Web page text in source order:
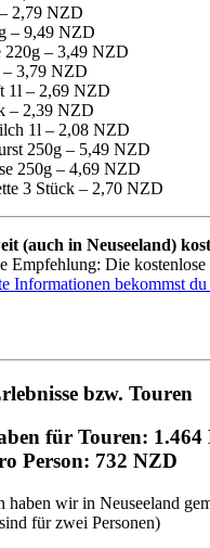
2,79 NZD
– 9,49 NZD
220g – 3,49 NZD
3,79 NZD
1l – 2,69 NZD
– 2,39 NZD
1l – 2,08 NZD
250g – 5,49 NZD
250g – 4,69 NZD
3 Stück – 2,70 NZD
(auch in Neuseeland)
Empfehlung: Die
Informationen bekommst du
bzw. Touren
für Touren:
Person: 732 NZD
haben wir in Neuseeland
für zwei Personen)